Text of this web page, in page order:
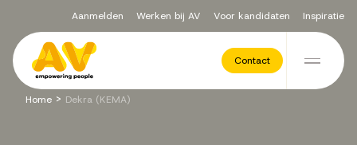
Ga naar de inhoud
Aanmelden Werken bij AV Voor kandidaten Inspiratie
Contact
Voor opdrachtgevers
Home > Dekra (KEMA)